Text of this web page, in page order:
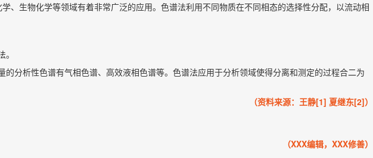
、生物化学等领域有着非常广泛的应用。色谱法利用不同物质在不同相态的选择性分配，以流动相
分析性色谱有气相色谱、高效液相色谱等。色谱法应用于分析领域使得分离和测定的过程合二为
（资料来源：王静[1] 夏继东[2]）
（XXX编辑，XXX修善）